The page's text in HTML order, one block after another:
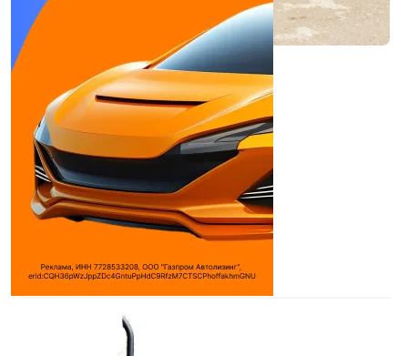
УРАЛЕЦ 220 КОМ
Минитрактор
Количество цилиндров:2
Объем двигателя:1149 см³
Макс. мощность:22 л.с.
Используемое топливо:Дизель
Двигатель:TY 295
Дилеры
Трактор